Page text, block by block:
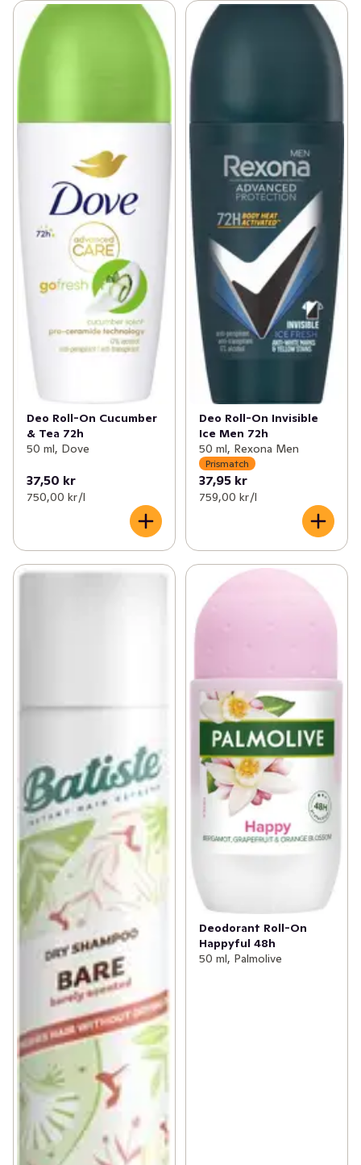
Deo Roll-On Cucumber
& Tea 72h
50 ml, Dove
37,50 kr
750,00 kr /l
Deo Roll-On Invisible
Ice Men 72h
50 ml, Rexona Men
Prismatch
37,95 kr
759,00 kr /l
Deodorant Roll-On
Happyful 48h
50 ml, Palmolive